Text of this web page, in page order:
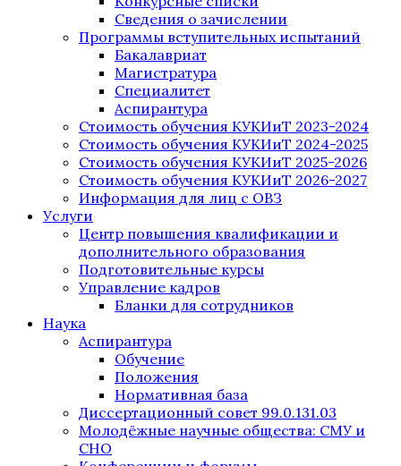
Сведения о зачислении
Программы вступительных испытаний
Бакалавриат
Магистратура
Специалитет
Аспирантура
Стоимость обучения КУКИиТ 2023-2024
Стоимость обучения КУКИиТ 2024-2025
Стоимость обучения КУКИиТ 2025-2026
Стоимость обучения КУКИиТ 2026-2027
Информация для лиц с ОВЗ
Услуги
Центр повышения квалификации и
дополнительного образования
Подготовительные курсы
Управление кадров
Бланки для сотрудников
Наука
Аспирантура
Обучение
Положения
Нормативная база
Диссертационный совет 99.0.131.03
Молодёжные научные общества: СМУ и
СНО